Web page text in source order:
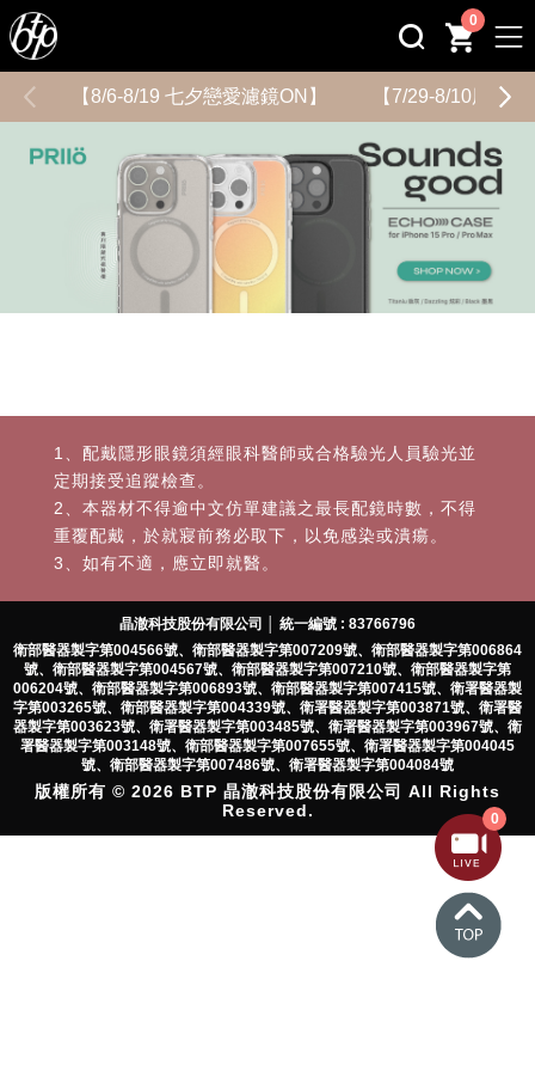
0
【8/6-8/19 七夕戀愛濾鏡ON】 【7/29-8/10用健
1、配戴隱形眼鏡須經眼科醫師或合格驗光人員驗光並
定期接受追蹤檢查。
2、本器材不得逾中文仿單建議之最長配鏡時數，不得
重覆配戴，於就寢前務必取下，以免感染或潰瘍。
3、如有不適，應立即就醫。
晶澈科技股份有限公司 │ 統一編號 : 83766796
衛部醫器製字第004566號、衛部醫器製字第007209號、衛部醫器製字第006864
號、衛部醫器製字第004567號、衛部醫器製字第007210號、衛部醫器製字第
006204號、衛部醫器製字第006893號、衛部醫器製字第007415號、衛署醫器製
字第003265號、衛部醫器製字第004339號、衛署醫器製字第003871號、衛署醫
器製字第003623號、衛署醫器製字第003485號、衛署醫器製字第003967號、衛
署醫器製字第003148號、衛部醫器製字第007655號、衛署醫器製字第004045
號、衛部醫器製字第007486號、衛署醫器製字第004084號
版權所有 © 2026 BTP 晶澈科技股份有限公司 All Rights
Reserved.
0